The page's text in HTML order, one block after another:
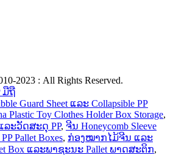
2023 : All Rights Reserved.
ມືຖື
Guard Sheet ແລະ Collapsible PP
Plastic Toy Clothes Holder Box Storage,
ລະວັດສະດຸ PP, ຈີນ Honeycomb Sleeve
Pallet Boxes, ກ່ອງໝາກໄມ້ຈີນ ແລະ
Box ແລະພາຊະນະ Pallet ພາດສະຕິກ,